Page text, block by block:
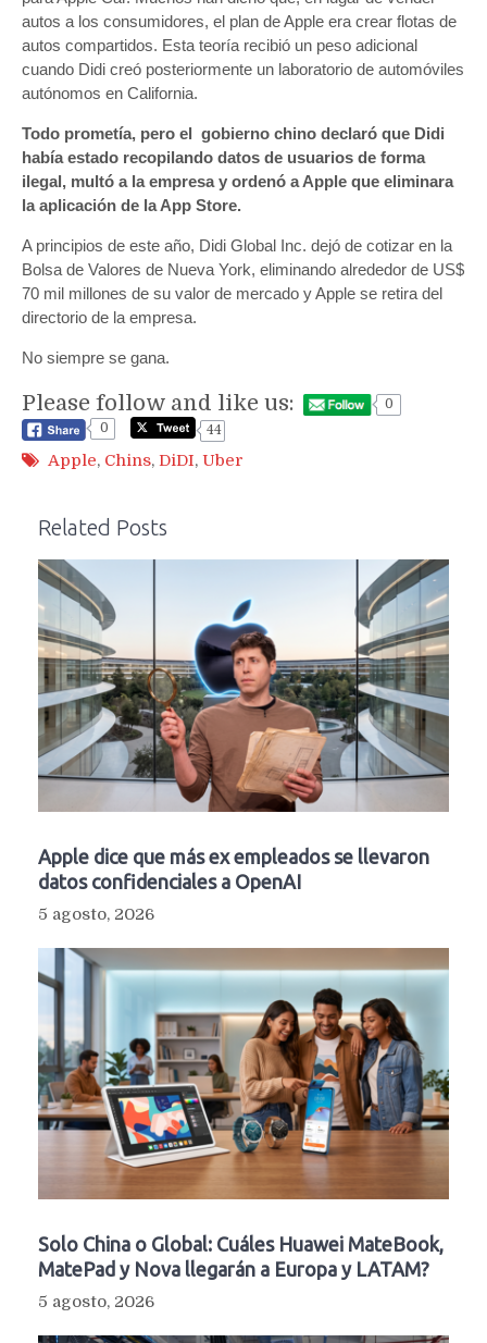
autos a los consumidores, el plan de Apple era crear flotas de
autos compartidos. Esta teoría recibió un peso adicional
cuando Didi creó posteriormente un laboratorio de automóviles
autónomos en California.
Todo prometía, pero el gobierno chino declaró que Didi
había estado recopilando datos de usuarios de forma
ilegal, multó a la empresa y ordenó a Apple que eliminara
la aplicación de la App Store.
A principios de este año, Didi Global Inc. dejó de cotizar en la
Bolsa de Valores de Nueva York, eliminando alrededor de US$
70 mil millones de su valor de mercado y Apple se retira del
directorio de la empresa.
No siempre se gana.
Please follow and like us:
0
0
44
Apple, Chins, DiDI, Uber
Related Posts
Apple dice que más ex empleados se llevaron
datos confidenciales a OpenAI
5 agosto, 2026
Solo China o Global: Cuáles Huawei MateBook,
MatePad y Nova llegarán a Europa y LATAM?
5 agosto, 2026